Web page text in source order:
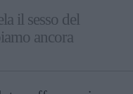
il sesso del
ancora